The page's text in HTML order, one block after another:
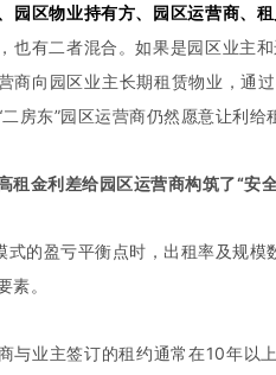
园区物业持有方、园区运营商、
也有二者混合。如果是园区业主
商向园区业主长期租赁物业，通
房东”园区运营商仍然愿意让利
租金利差给园区运营商构筑了“安
式的盈亏平衡点时，出租率及规
素。
与业主签订的租约通常在10年以